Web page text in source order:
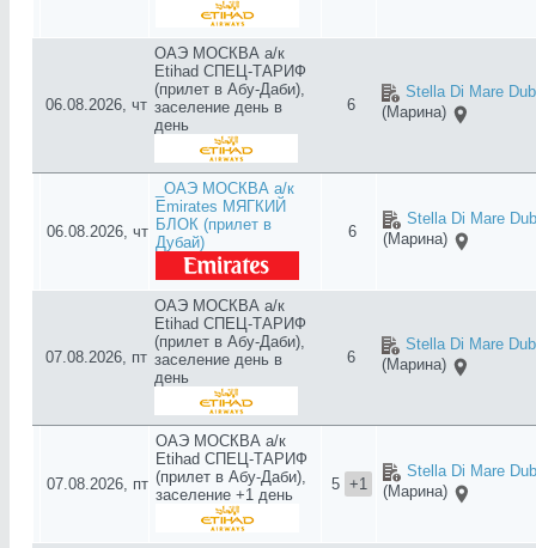
06.08.2026, чт
ОАЭ МОСКВА а/к
Etihad СПЕЦ-ТАРИФ
(прилет в Абу-Даби),
заселение день в
день
6
Stella Di Mare
(Марина)
06.08.2026, чт
_ОАЭ МОСКВА а/к
Emirates МЯГКИЙ
БЛОК (прилет в
Дубай)
6
Stella Di Mare
(Марина)
07.08.2026, пт
ОАЭ МОСКВА а/к
Etihad СПЕЦ-ТАРИФ
(прилет в Абу-Даби),
заселение день в
день
6
Stella Di Mare
(Марина)
07.08.2026, пт
ОАЭ МОСКВА а/к
Etihad СПЕЦ-ТАРИФ
(прилет в Абу-Даби),
заселение +1 день
5 +1
Stella Di Mare
(Марина)